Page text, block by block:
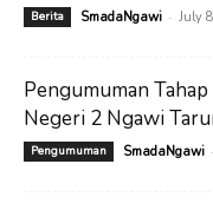
Berita SmadaNgawi - July
Pengumuman
Negeri 2 Ngawi
Pengumuman SmadaNgawi -